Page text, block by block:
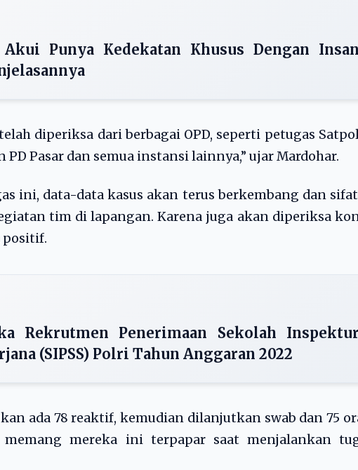
Akui Punya Kedekatan Khusus Dengan Insan
diperiksa dari berbagai OPD, seperti petugas Satpol
PD Pasar dan semua instansi lainnya,” ujar Mardohar.
ini, data-data kasus akan terus berkembang dan
tim di lapangan. Karena juga akan diperiksa
positif.
Rekrutmen Penerimaan Sekolah Inspektur
(SIPSS) Polri Tahun Anggaran 2022
ada 78 reaktif, kemudian dilanjutkan swab dan 75
mereka ini terpapar saat menjalankan